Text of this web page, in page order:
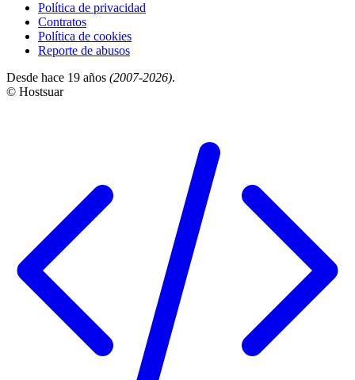
Política de privacidad
Contratos
Política de cookies
Reporte de abusos
Desde hace 19 años (2007-2026).
© Hostsuar